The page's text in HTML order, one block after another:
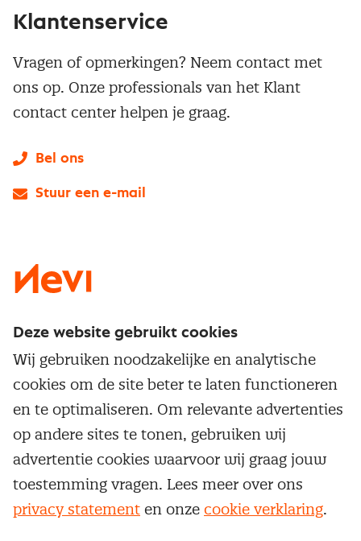
Service & contact
Over inkoop
Netwerk en communities
Aanmelden nieuwsbrief
Word lid van Nevi
Populaire thema's
Aanbesteden
Contractmanagement
Kostenmanagement
Onderhandelen
Opleidingen en trainingen
Trainingen
Opleidingen
Maatwerk
Klantenservice
Vragen of opmerkingen? Neem contact met
ons op. Onze professionals van het Klant
contact center helpen je graag.
Bel ons
Stuur een e-mail
Cookievoorkeuren beherenOnzealgemene
Deze website gebruikt cookies
Wij gebruiken noodzakelijke en analytische
cookies om de site beter te laten functioneren
en te optimaliseren. Om relevante advertenties
op andere sites te tonen, gebruiken wij
advertentie cookies waarvoor wij graag jouw
toestemming vragen. Lees meer over ons
privacy statement en onze cookie verklaring.